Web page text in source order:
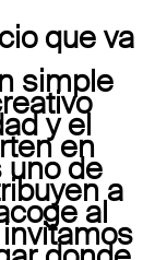
que va
simple
y el
en
uno de
a
al